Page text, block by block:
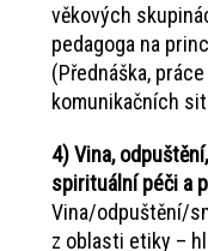
věkových
pedagoga na
(Přednáška,
komunikačních
4) Vina,
spirituální péči a
Vina/odpuštění/
z oblasti etiky –